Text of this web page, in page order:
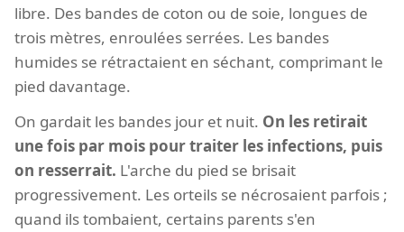
libre. Des bandes de coton ou de soie, longues de
trois mètres, enroulées serrées. Les bandes
humides se rétractaient en séchant, comprimant le
pied davantage.
On gardait les bandes jour et nuit. On les retirait
une fois par mois pour traiter les infections, puis
on resserrait. L'arche du pied se brisait
progressivement. Les orteils se nécrosaient parfois ;
quand ils tombaient, certains parents s'en